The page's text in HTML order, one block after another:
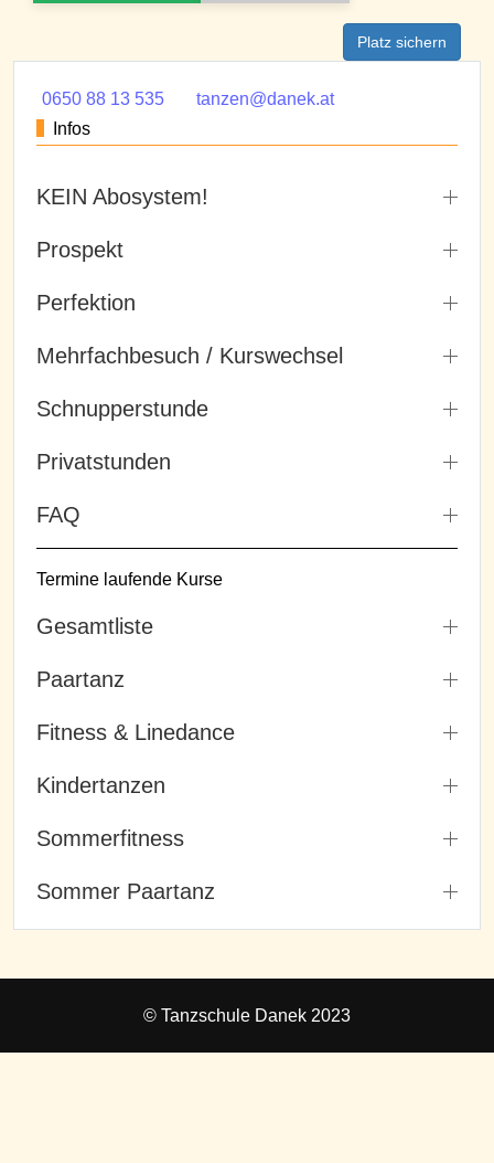
Platz sichern
0650 88 13 535
tanzen@danek.at
Infos
KEIN Abosystem!
Prospekt
Perfektion
Mehrfachbesuch / Kurswechsel
Schnupperstunde
Privatstunden
FAQ
Termine laufende Kurse
Gesamtliste
Paartanz
Fitness & Linedance
Kindertanzen
Sommerfitness
Sommer Paartanz
© Tanzschule Danek 2023